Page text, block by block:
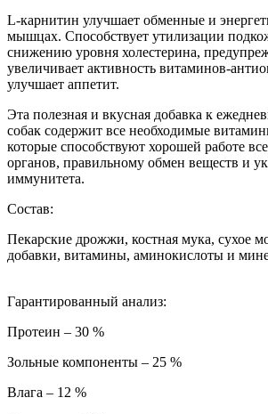
L-карнитин улучшает обменные и
мышцах. Способствует утилизации
снижению уровня холестерина,
увеличивает активность витаминов-
улучшает аппетит.
Эта полезная и вкусная добавка к
собак содержит все необходимые
которые способствуют хорошей работе
органов, правильному обмен веществ и
иммунитета.
Состав:
Пекарские дрожжи, костная мука, сухое
добавки, витамины, аминокислоты и
Гарантированный анализ:
Протеин – 30 %
Зольные компоненты – 25 %
Влага – 12 %